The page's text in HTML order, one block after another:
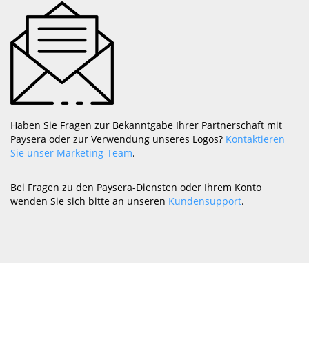
Haben Sie Fragen zur Bekanntgabe Ihrer Partnerschaft mit
Paysera oder zur Verwendung unseres Logos? Kontaktieren
Sie unser Marketing-Team.
Bei Fragen zu den Paysera-Diensten oder Ihrem Konto
wenden Sie sich bitte an unseren Kundensupport.